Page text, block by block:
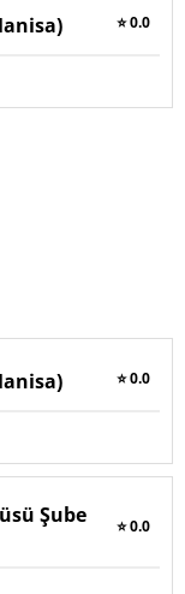
⭐ 0.0
⭐ 0.0
Şube
⭐ 0.0